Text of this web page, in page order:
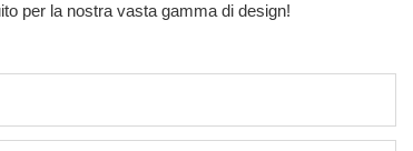
per la nostra vasta gamma di design!